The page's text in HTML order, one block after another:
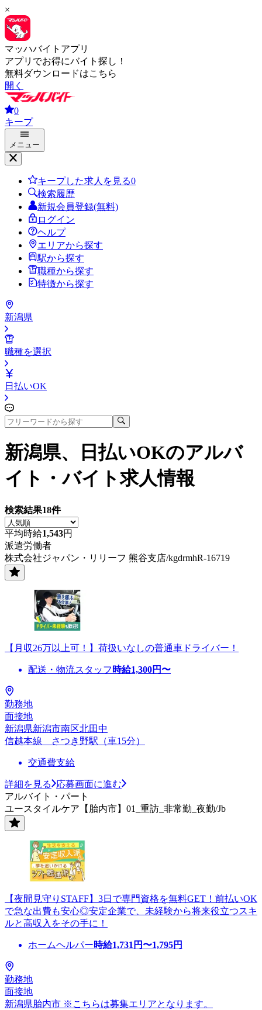
×
マッハバイトアプリ
アプリでお得にバイト探し！
無料ダウンロードはこちら
開く
0
キープ
メニュー
キープした求人を見る0
検索履歴
新規会員登録(無料)
ログイン
ヘルプ
エリアから探す
駅から探す
職種から探す
特徴から探す
新潟県
職種を選択
日払いOK
新潟県、日払いOKのアルバ
イト・バイト求人情報
検索結果18件
平均時給1,543円
派遣労働者
株式会社ジャパン・リリーフ 熊谷支店/kgdrmhR-16719
【月収26万以上可！】荷扱いなしの普通車ドライバー！
配送・物流スタッフ 時給1,300円〜
勤務地
面接地
新潟県新潟市南区北田中
信越本線 さつき野駅（車15分）
交通費支給
詳細を見る
応募画面に進む
アルバイト・パート
ユースタイルケア【胎内市】01_重訪_非常勤_夜勤/Jb
【夜間見守りSTAFF】3日で専門資格を無料GET！前払いOK
で急な出費も安心◎安定企業で、未経験から将来役立つスキ
ルと高収入をその手に！
ホームヘルパー時給1,731 円〜1,795円
勤務地
面接地
新潟県胎内市 ※こちらは募集エリアとなります。